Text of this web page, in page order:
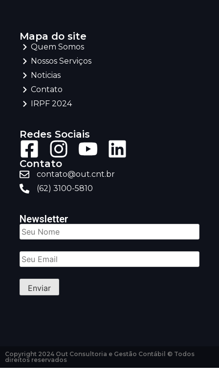
Mapa do site
Quem Somos
Nossos Serviços
Noticias
Contato
IRPF 2024
Redes Sociais
Contato
contato@out.cnt.br
(62) 3100-5810
Newsletter
Copyright 2024 Out Consultoria e Gestão Contábil © Todos
direitos reservados